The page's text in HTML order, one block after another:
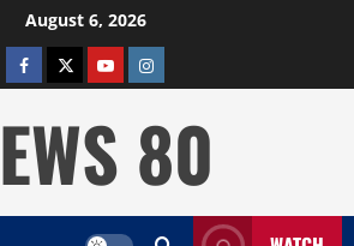
August 6, 2026
facebooktwitterYOUTUBE
instagram
80